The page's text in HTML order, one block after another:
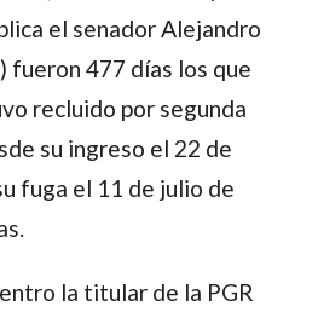
el senador Alejandro
) fueron 477 días los que
recluido por segunda
su ingreso el 22 de
fuga el 11 de julio de
la titular de la PGR